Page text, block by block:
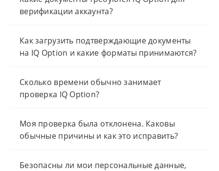
верификации аккаунта?
Как загрузить подтверждающие документы
на IQ Option и какие форматы принимаются?
Сколько времени обычно занимает
проверка IQ Option?
Моя проверка была отклонена. Каковы
обычные причины и как это исправить?
Безопасны ли мои персональные данные,